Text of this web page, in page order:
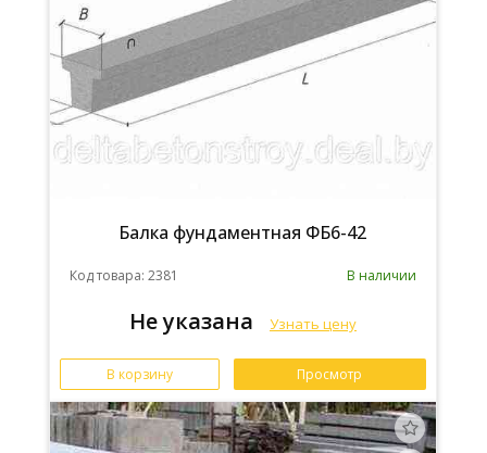
Балка фундаментная ФБ6-42
Код товара: 2381 В наличии
Не указана Узнать цену
В корзину Просмотр